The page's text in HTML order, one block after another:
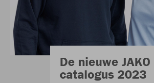
De nieuwe
catalogus 2023